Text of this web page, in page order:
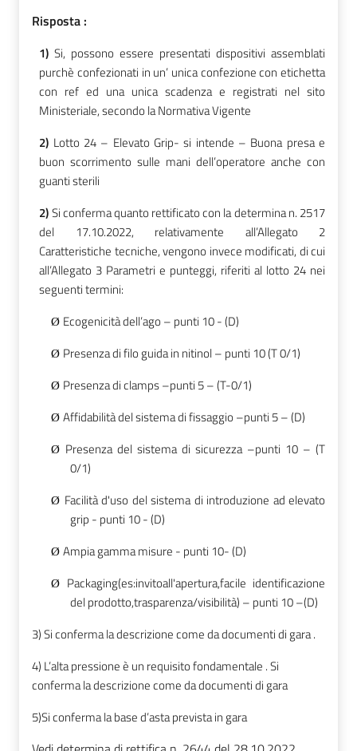
Risposta :
1) Si, possono essere presentati dispositivi assemblati
purchè confezionati in un’ unica confezione con etichetta
con ref ed una unica scadenza e registrati nel sito
Ministeriale, secondo la Normativa Vigente
2) Lotto 24 – Elevato Grip- si intende – Buona presa e
buon scorrimento sulle mani dell’operatore anche con
guantisterili
2)Si conferma quanto rettificato con la determinan. 2517
del 17.10.2022, relativamente all’Allegato 2
Caratteristiche tecniche, vengono invece modificati, di cui
all’Allegato 3 Parametri e punteggi, riferiti al lotto 24 nei
seguenti termini:
Ø Ecogenicità dell’ago – punti 10 - (D)
Ø Presenza di filo guida in nitinol – punti 10 (T 0/1)
Ø Presenza di clamps –punti 5 – (T-0/1)
Ø Affidabilità del sistema di fissaggio –punti 5 – (D)
Ø Presenza del sistema di sicurezza –punti 10 – (T
0/1)
Ø Facilità d'uso del sistema di introduzione ad elevato
grip - punti 10 - (D)
Ø Ampia gamma misure - punti 10- (D)
Ø
Packaging(es:invitoall'apertura,facile identificazione
del prodotto,trasparenza/visibilità) – punti 10 –(D)
3) Si conferma la descrizione come da documenti di gara .
4) L’alta pressione è un requisito fondamentale . Si
confermala descrizione come da documenti di gara
5)Si conferma la base d’asta prevista in gara